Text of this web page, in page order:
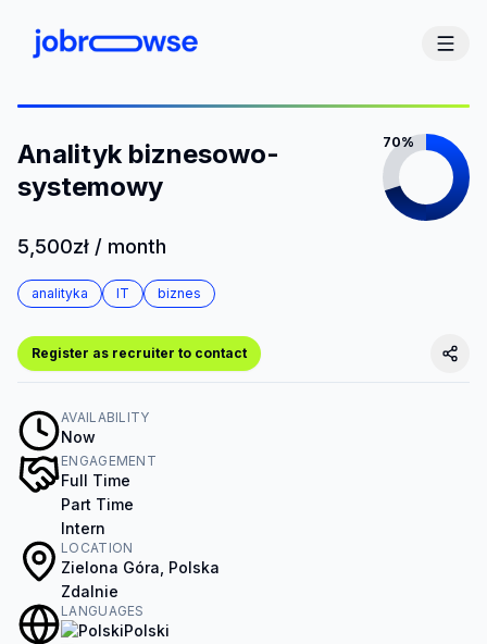
Analityk biznesowo-
systemowy
70%
5,500zł / month
analityka IT biznes
Register as recruiter to contact
AVAILABILITY
Now
ENGAGEMENT
Full Time
Part Time
Intern
LOCATION
Zielona Góra, Polska
Zdalnie
LANGUAGES
Polski